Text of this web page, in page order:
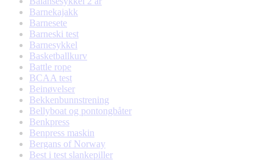
Barnekajakk
Barnesete
Barneski test
Barnesykkel
Basketballkurv
Battle rope
BCAA test
Beinøvelser
Bekkenbunnstrening
Bellyboat og pontongbåter
Benkpress
Benpress maskin
Bergans of Norway
Best i test slankepiller